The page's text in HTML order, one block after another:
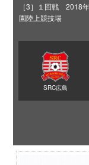
［3］１回戦 2018
園陸上競技場
SRC広島